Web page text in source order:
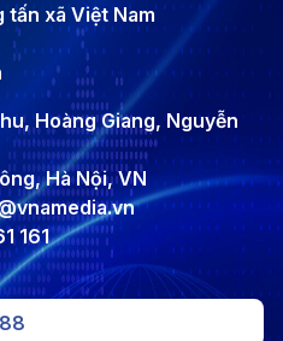
tấn xã Việt Nam
Hoàng Giang, Nguyễn
Hà Nội, VN
161